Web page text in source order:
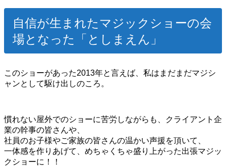
自信が生まれたマジックショーの会
場となった「としまえん」
このショーがあった2013年と言えば、私はまだまだマジシ
ャンとして駆け出しのころ。
慣れない屋外でのショーに苦労しながらも、クライアント企
業の幹事の皆さんや、
社員のお子様やご家族の皆さんの温かい声援を頂いて、
一体感を作りあげて、めちゃくちゃ盛り上がった出張マジッ
クショーに！！